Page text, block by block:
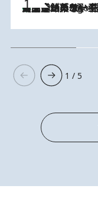
6 Hours Ago
【間違いのない王道・東京土産】資生堂パーラー 銀座本店でのみ出会える銘菓5選《極上プディング・濃厚チーズケーキ・ボンボンショコラほか》
1 / 5